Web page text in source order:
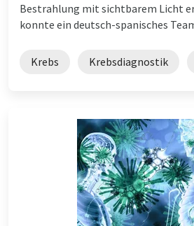
Bestrahlung mit sichtbarem Licht
konnte ein deutsch-spanisches
Krebs Krebsdiagnostik